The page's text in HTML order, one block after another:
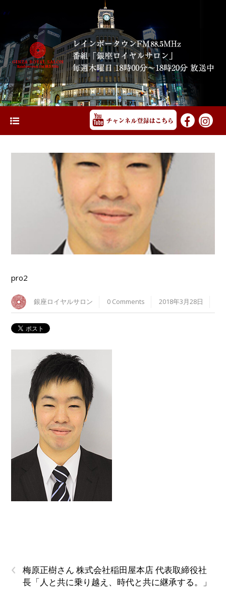
pro2
銀座ロイヤルサロン 0 Comments 2018年3月28日
‹
梅原正樹さん 株式会社稲田屋本店 代表取締役社
長「人と共に乗り越え、時代と共に継承する。」